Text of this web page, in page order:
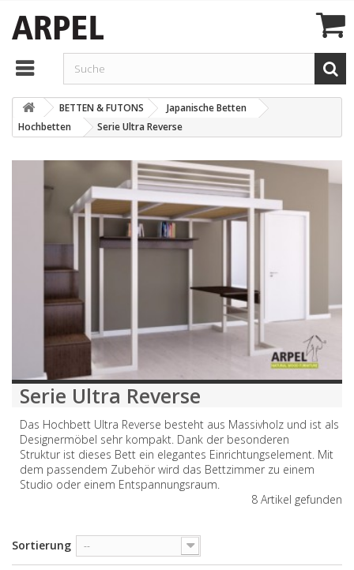
BETTEN & FUTONS
Japanische Betten
Hochbetten
Serie Ultra Reverse
Serie Ultra Reverse
Das Hochbett Ultra Reverse besteht aus Massivholz und ist als
Designermöbel sehr kompakt. Dank der besonderen
Struktur ist dieses Bett ein elegantes Einrichtungselement. Mit
dem passendem Zubehör wird das Bettzimmer zu einem
Studio oder einem Entspannungsraum.
8 Artikel gefunden
Sortierung --